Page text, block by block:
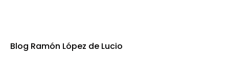
Blog Ramón López de Lucio